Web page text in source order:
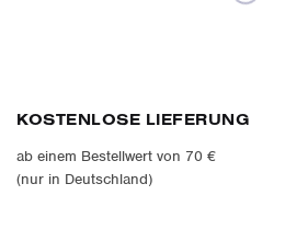
KOSTENLOSE LIEFERUNG
ab einem Bestellwert von 70 €
(nur in Deutschland)